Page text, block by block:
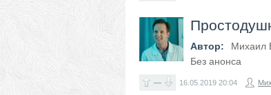
Автор:
Михаил
Без анонса
— 16.05.2019 20:04